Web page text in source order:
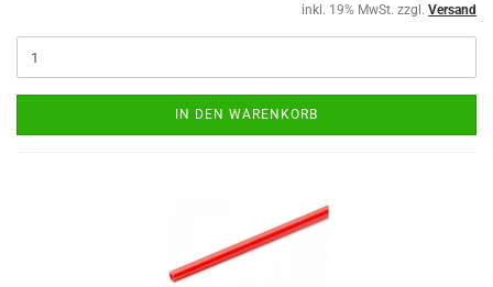
inkl. 19% MwSt. zzgl. Versand
IN DEN WARENKORB